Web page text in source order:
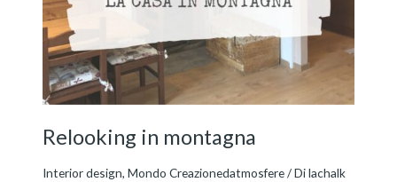
Relooking in montagna
Interior design,Mondo Creazionedatmosfere/ Dilachalk